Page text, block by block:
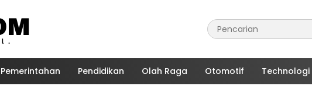
Pemerintahan Pendidikan Olah Raga Otomotif Technologi